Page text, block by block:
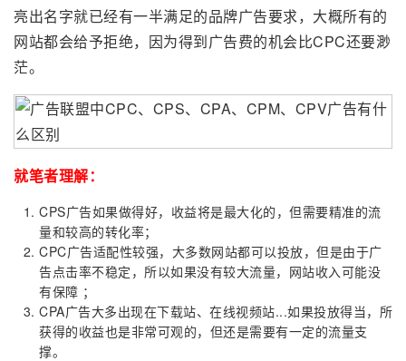
亮出名字就已经有一半满足的品牌广告要求，大概所有的
网站都会给予拒绝，因为得到广告费的机会比CPC还要渺
茫。
就笔者理解：
CPS广告如果做得好，收益将是最大化的，但需要精准的流
量和较高的转化率；
CPC广告适配性较强，大多数网站都可以投放，但是由于广
告点击率不稳定，所以如果没有较大流量，网站收入可能没
有保障 ；
CPA广告大多出现在下载站、在线视频站...如果投放得当，所
获得的收益也是非常可观的，但还是需要有一定的流量支
撑。